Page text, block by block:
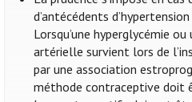
d’antécédents
Lorsqu’une hyperglycémie
artérielle survient lors de
par une association
méthode contraceptive doit